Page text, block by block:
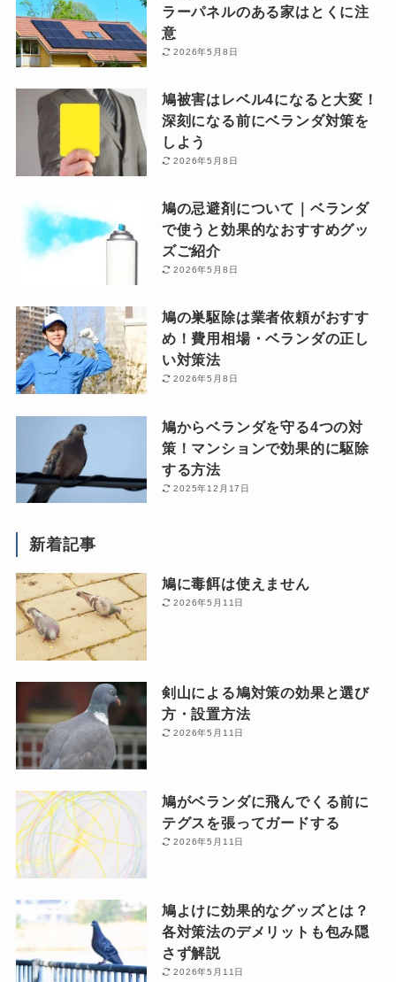
ラーパネルのある家はとくに注
意
2026年5月8日
鳩被害はレベル4になると大変！
深刻になる前にベランダ対策を
しよう
2026年5月8日
鳩の忌避剤について｜ベランダ
で使うと効果的なおすすめグッ
ズご紹介
2026年5月8日
鳩の巣駆除は業者依頼がおすす
め！費用相場・ベランダの正し
い対策法
2026年5月8日
鳩からベランダを守る4つの対
策！マンションで効果的に駆除
する方法
2025年12月17日
新着記事
鳩に毒餌は使えません
2026年5月11日
剣山による鳩対策の効果と選び
方・設置方法
2026年5月11日
鳩がベランダに飛んでくる前に
テグスを張ってガードする
2026年5月11日
鳩よけに効果的なグッズとは？
各対策法のデメリットも包み隠
さず解説
2026年5月11日